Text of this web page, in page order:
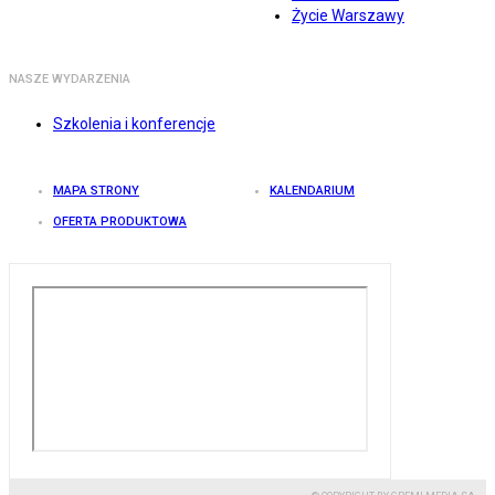
Życie Warszawy
NASZE WYDARZENIA
Szkolenia i konferencje
MAPA STRONY KALENDARIUM
OFERTA PRODUKTOWA